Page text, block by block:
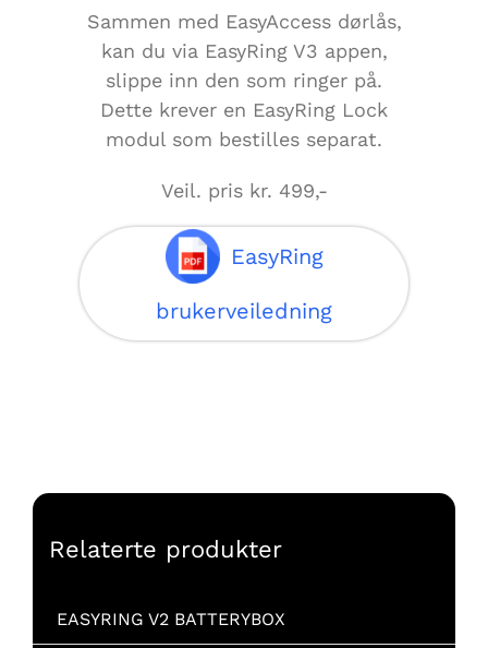
Sammen med EasyAccess dørlås,
kan du via EasyRing V3 appen,
slippe inn den som ringer på.
Dette krever en EasyRing Lock
modul som bestilles separat.
Veil. pris kr. 499,-
EasyRing
brukerveiledning
Relaterte produkter
EASYRING V2 BATTERYBOX